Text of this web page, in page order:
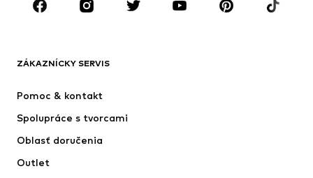
Doplnky
Premium
Nové
Bundy
Bielizeň
Kabáty
ZÁKAZNÍCKY SERVIS
Pomoc & kontakt
Spolupráce s tvorcami
Oblasť doručenia
Outlet